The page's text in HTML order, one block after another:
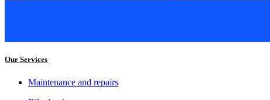
Our Services
Maintenance and repairs